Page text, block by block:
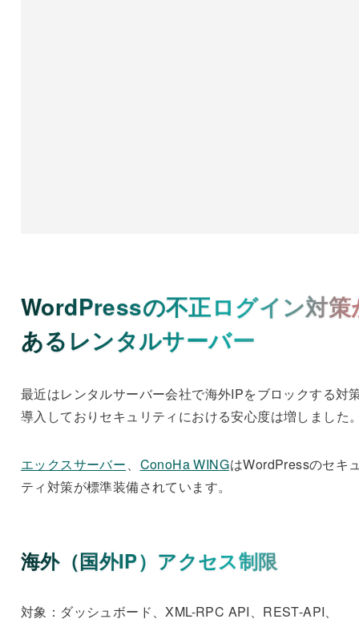
WordPressの不正ログイン対策
あるレンタルサーバー
最近はレンタルサーバー会社で海外IPをブロックする対
導入しておりセキュリティにおける安心度は増しました
エックスサーバー、 ConoHa WINGはWordPressのセキ
ティ対策が標準装備されています。
海外（国外IP）アクセス制限
対象：ダッシュボード、XML-RPC API、REST-API、